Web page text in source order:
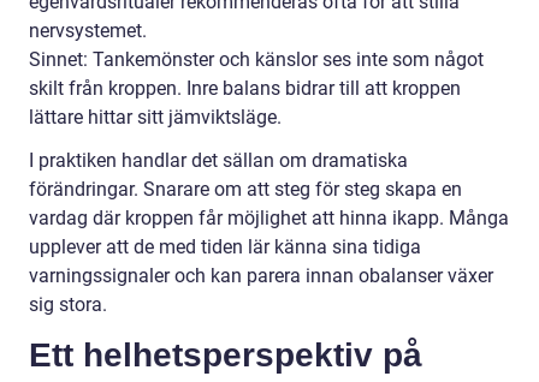
nervsystemet.
Sinnet: Tankemönster och känslor ses inte som något
skilt från kroppen. Inre balans bidrar till att kroppen
lättare hittar sitt jämviktsläge.
I praktiken handlar det sällan om dramatiska
förändringar. Snarare om att steg för steg skapa en
vardag där kroppen får möjlighet att hinna ikapp. Många
upplever att de med tiden lär känna sina tidiga
varningssignaler och kan parera innan obalanser växer
sig stora.
Ett helhetsperspektiv på